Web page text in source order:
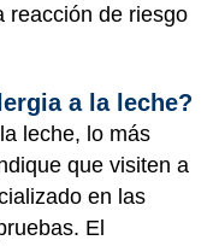
reacción de riesgo
a la leche?
leche, lo más
que visiten a
en las
El